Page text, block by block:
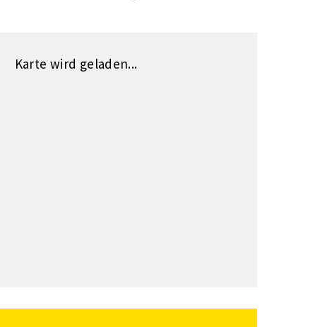
Karte wird geladen...